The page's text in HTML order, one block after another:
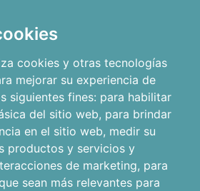
cookies y otras tecnologías
mejorar su experiencia de
siguientes fines: para habilitar
del sitio web, para brindar
en el sitio web, medir su
productos y servicios y
de marketing, para
sean más relevantes para